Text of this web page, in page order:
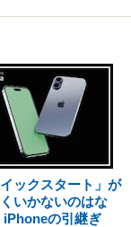
イックスタート」が
いかないのはな
iPhoneの引継ぎ